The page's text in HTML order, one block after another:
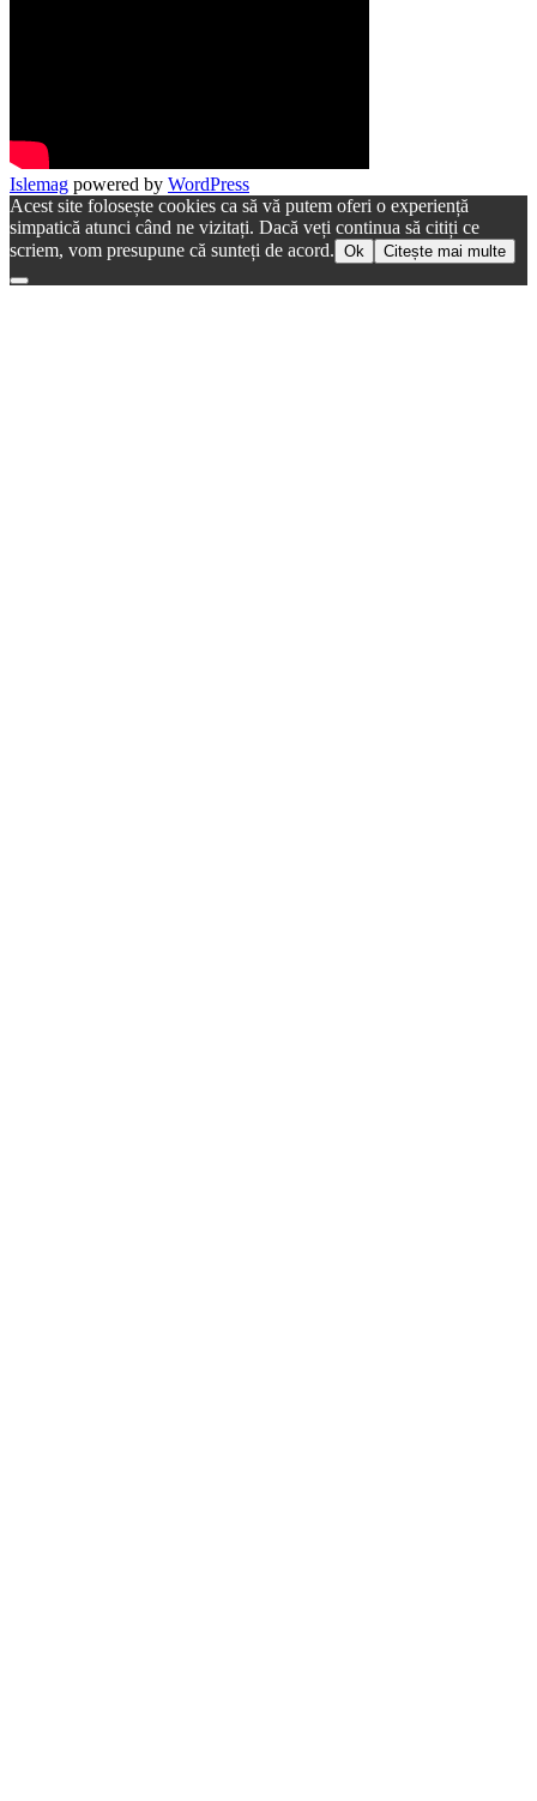
Islemag powered by WordPress
Acest site folosește cookies ca să vă putem oferi o experiență
simpatică atunci când ne vizitați. Dacă veți continua să citiți ce
scriem, vom presupune că sunteți de acord. Ok Citește mai multe